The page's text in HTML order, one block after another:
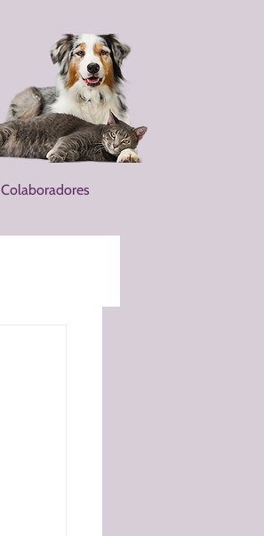
Colaboradores